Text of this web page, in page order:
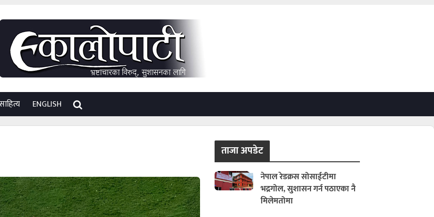
ENGLISH
ताजा अपडेट
नेपाल रेडक्रस सोसाईटीमा
भद्रगोल, सुशासन गर्न पठाएका नै
मिलेमतोमा